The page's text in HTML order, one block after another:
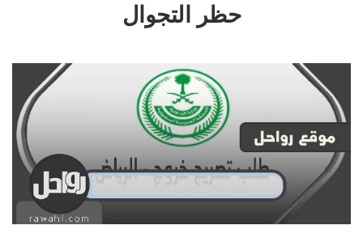
حظر التجوال